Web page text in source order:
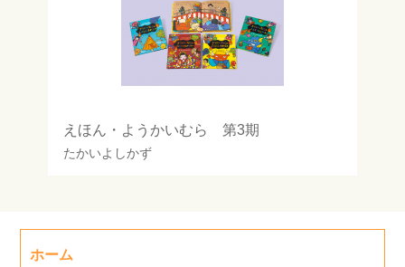
えほん・ようかいむら 第3期
たかいよしかず
ホーム